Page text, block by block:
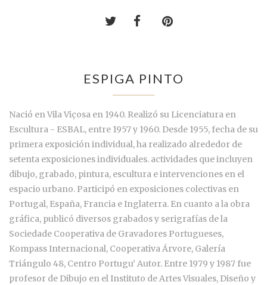
ESPIGA PINTO
Nació en Vila Viçosa en 1940. Realizó su Licenciatura en
Escultura - ESBAL, entre 1957 y 1960. Desde 1955, fecha de su
primera exposición individual, ha realizado alrededor de
setenta exposiciones individuales. actividades que incluyen
dibujo, grabado, pintura, escultura e intervenciones en el
espacio urbano. Participó en exposiciones colectivas en
Portugal, España, Francia e Inglaterra. En cuanto a la obra
gráfica, publicó diversos grabados y serigrafías de la
Sociedade Cooperativa de Gravadores Portugueses,
Kompass Internacional, Cooperativa Árvore, Galería
Triángulo 48, Centro Portugu’ Autor. Entre 1979 y 1987 fue
profesor de Dibujo en el Instituto de Artes Visuales, Diseño y